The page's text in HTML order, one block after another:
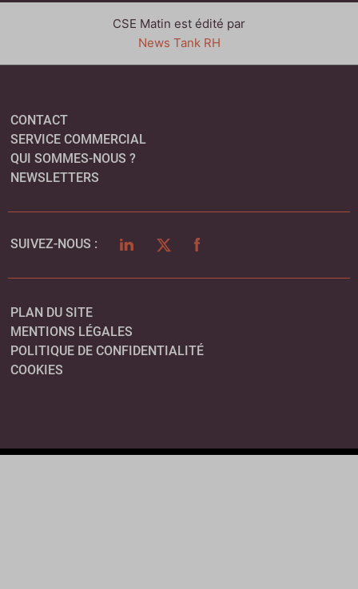
CSE Matin est édité par
News Tank RH
CONTACT
SERVICE COMMERCIAL
QUI SOMMES-NOUS ?
NEWSLETTERS
SUIVEZ-NOUS : LINKEDINTWITTERFACEBOOK
PLAN DU SITE
MENTIONS LÉGALES
POLITIQUE DE CONFIDENTIALITÉ
COOKIES